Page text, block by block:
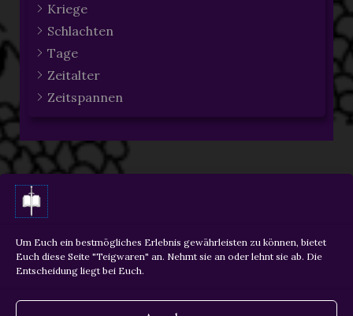
Um Euch ein bestmögliches Erlebnis gewährleisten zu können, bietet
Euch diese Seite "Teigwaren" an. Nehmt sie an oder lehnt sie ab. Die
Entscheidung liegt bei Euch.
Kriege
Schlachten
Tage
Zeitalter
Zeitspannen
ZURÜCK